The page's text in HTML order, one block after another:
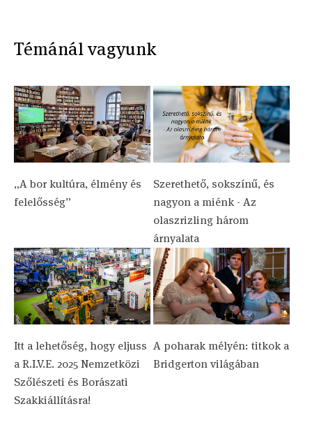
Témánál vagyunk
„A bor kultúra, élmény és
felelősség”
Szerethető, sokszínű, és
nagyon a miénk - Az
olaszrizling három
árnyalata
Itt a lehetőség, hogy eljuss
a R.I.V.E. 2025 Nemzetközi
Szőlészeti és Borászati
Szakkiállításra!
A poharak mélyén: titkok a
Bridgerton világában